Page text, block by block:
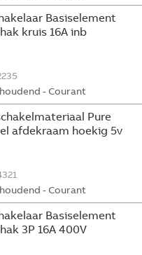
Basiselement
kruis 16A inb
- Courant
Pure
afdekraam hoekig 5v
- Courant
Basiselement
3P 16A 400V